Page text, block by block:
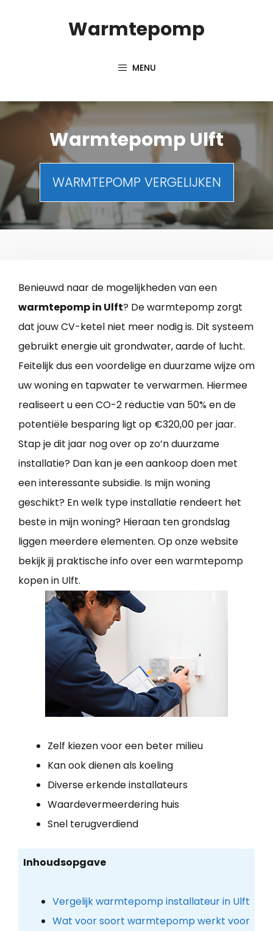
Warmtepomp
MENU
Warmtepomp Ulft
WARMTEPOMP VERGELIJKEN
Benieuwd naar de mogelijkheden van een
warmtepomp in Ulft? De warmtepomp zorgt
dat jouw CV-ketel niet meer nodig is. Dit systeem
gebruikt energie uit grondwater, aarde of lucht.
Feitelijk dus een voordelige en duurzame wijze om
uw woning en tapwater te verwarmen. Hiermee
realiseert u een CO-2 reductie van 50% en de
potentiële besparing ligt op €320,00 per jaar.
Stap je dit jaar nog over op zo’n duurzame
installatie? Dan kan je een aankoop doen met
een interessante subsidie. Is mijn woning
geschikt? En welk type installatie rendeert het
beste in mijn woning? Hieraan ten grondslag
liggen meerdere elementen. Op onze website
bekijk jij praktische info over een warmtepomp
kopen in Ulft.
Zelf kiezen voor een beter milieu
Kan ook dienen als koeling
Diverse erkende installateurs
Waardevermeerdering huis
Snel terugverdiend
Inhoudsopgave
Vergelijk warmtepomp installateur in Ulft
Wat voor soort warmtepomp werkt voor